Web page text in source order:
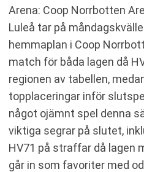
Arena: Coop Norrbotten
Luleå tar på
hemmaplan i Coop
match för båda lagen då
regionen av tabellen,
topplaceringar inför
något ojämnt spel denna
viktiga segrar på slutet,
HV71 på straffar då lagen
går in som favoriter med